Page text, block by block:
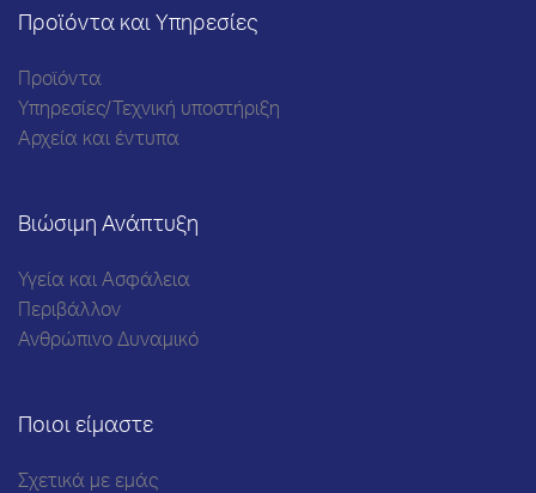
Προϊόντα και Υπηρεσίες
Προϊόντα
Υπηρεσίες/Τεχνική υποστήριξη
Αρχεία και έντυπα
Βιώσιμη Ανάπτυξη
Υγεία και Ασφάλεια
Περιβάλλον
Ανθρώπινο Δυναμικό
Ποιοι είμαστε
Σχετικά με εμάς